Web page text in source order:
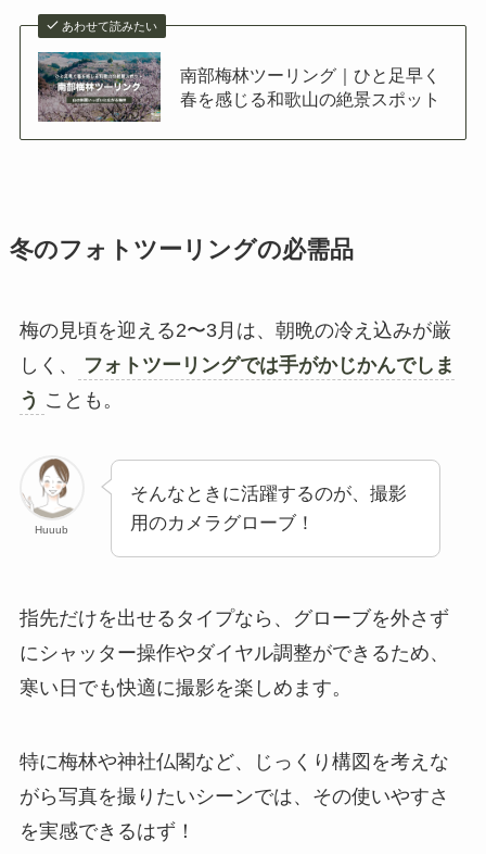
あわせて読みたい
南部梅林ツーリング｜ひと足早く
春を感じる和歌山の絶景スポット
冬のフォトツーリングの必需品
梅の見頃を迎える2〜3月は、朝晩の冷え込みが厳
しく、
フォトツーリングでは手がかじかんでしま
う ことも。
Huuub
そんなときに活躍するのが、撮影
用のカメラグローブ！
指先だけを出せるタイプなら、グローブを外さず
にシャッター操作やダイヤル調整ができるため、
寒い日でも快適に撮影を楽しめます。
特に梅林や神社仏閣など、じっくり構図を考えな
がら写真を撮りたいシーンでは、その使いやすさ
を実感できるはず！